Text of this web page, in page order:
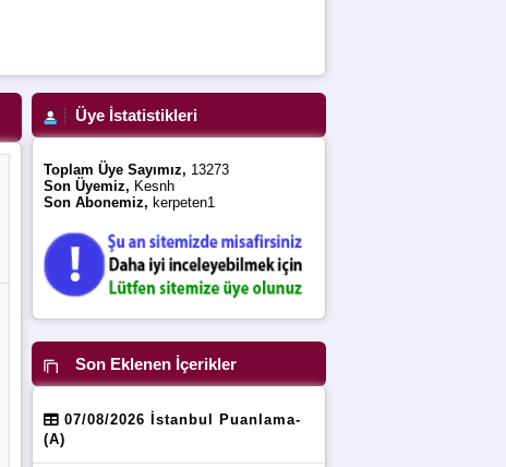
Üye İstatistikleri
Toplam Üye Sayımız, 13273
Son Üyemiz, Kesnh
Son Abonemiz, kerpeten1
Son Eklenen İçerikler
07/08/2026 İstanbul Puanlama-
(A)